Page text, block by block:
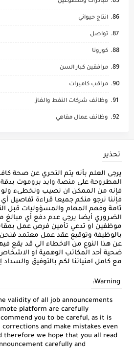
مبادرات ومتطوعين
انتاج حيواني
تواصل
كورونا
مرافقين كبار السن
مراقب كاميرات
وظائف شركات النفط والغاز
وظائف عمال مقاهي
تحذير
يرجى العلم بأنه يتم التحري عن صحة
المطروحة على منصة وايد بروموت
فإنه من الممكن ان نصيب ونخطىء ولو
فإننا نرجو منكم جميعا قراءة تفاصيل
تامة وفهم المهام والمسؤوليات قبل
الضروري أيضا يرجى عدم دفع أي مبالغ
موظفين او تدعي تأمين فرص عمل
بالوظيفة وتوقيع عقد عمل معتمد
عن هذا النوع من الاخطاء الي قد يقع
ضحية أحد المكاتب الوهمية او
مع كامل امنياتنا لكم بالتوفيق
Warning:
validity of all job announcements
platform are carefully
you to be careful, as it is
and make mistakes even
therefore we hope that you all read
carefully and